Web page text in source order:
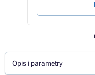
Opis i parametry